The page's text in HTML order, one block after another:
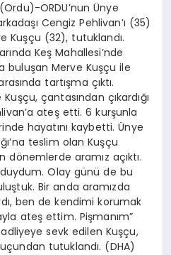
(Ordu)-ORDU’nun Ünye
Cengiz Pehlivan’ı (35)
Kuşçu (32), tutuklandı.
Keş Mahallesi’nde
buluşan Merve Kuşçu ile
tartışma çıktı.
çantasından çıkardığı
ateş etti. 6 kurşunla
hayatını kaybetti. Ünye
teslim olan Kuşçu
dönemlerde aramız açıktı.
Olay günü de bu
Bir anda aramızda
ben de kendimi korumak
ateş ettim. Pişmanım”
sevk edilen Kuşçu,
tutuklandı. (DHA)